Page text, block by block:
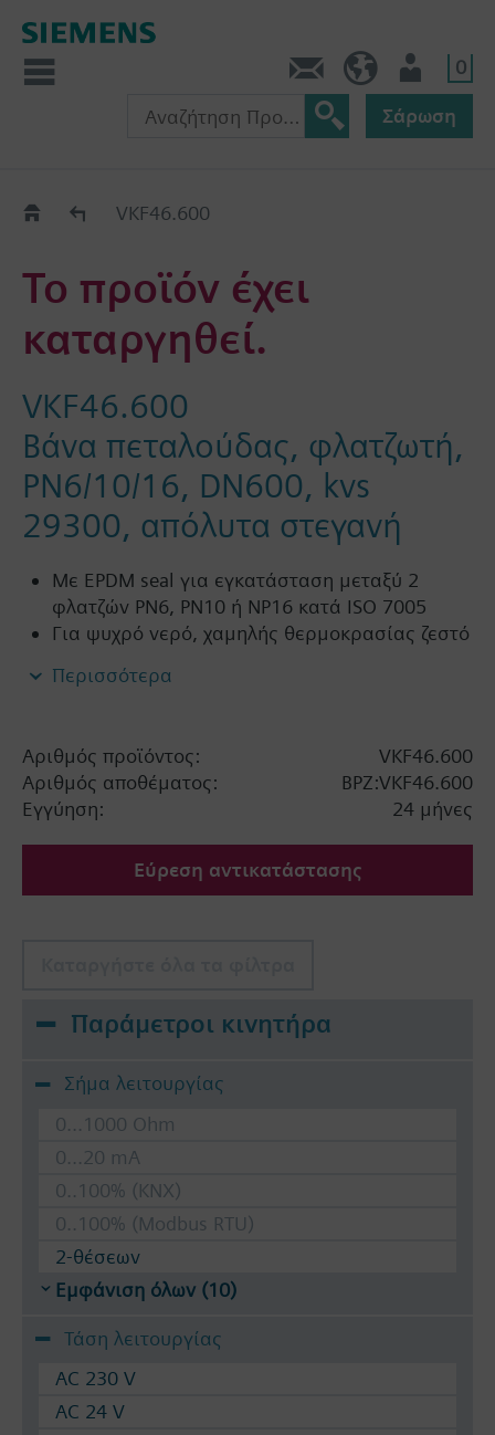
0
Σάρωση
Old2NewVKF46.600
Το προϊόν έχει
καταργηθεί.
VKF46.600
Βάνα πεταλούδας, φλατζωτή,
PN6/10/16, DN600, kvs
29300, απόλυτα στεγανή
Με EPDM seal για εγκατάσταση μεταξύ 2
φλατζών PN6, PN10 ή NP16 κατά ISO 7005
Για ψυχρό νερό, χαμηλής θερμοκρασίας ζεστό
κλειστά ή ανοικτά κυκλώματα
PN16 μόνο
Περισσότερα
Αριθμός προϊόντος:
VKF46.600
Αριθμός αποθέματος:
BPZ:VKF46.600
Εγγύηση:
24 μήνες
Εύρεση αντικατάστασης
Παράμετροι κινητήρα
Σήμα λειτουργίας
0...1000 Ohm
0...20 mA
0..100% (KNX)
0..100% (Modbus RTU)
2-θέσεων
Εμφάνιση όλων (10)
Τάση λειτουργίας
AC 230 V
AC 24 V